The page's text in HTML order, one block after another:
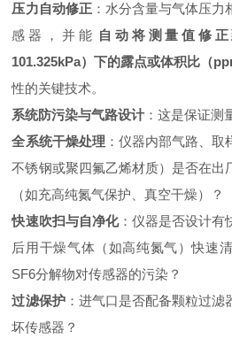
压力自动修正：水分含量与气体压力
感器，并能‌ 自动将测量值修
101.325kPa）下的露点或体积比（
性的关键技术。
系统防污染与气路设计：这是保证测
全系统干燥处理 ：仪器内部气路、
不锈钢或聚四氟乙烯材质）是否在出
（如充高纯氮气保护、真空干燥）？
快速吹扫与自净化：仪器是否设计有
后用干燥气体（如高纯氮气）快速
SF6分解物对传感器的污染？
过滤保护：进气口是否配备颗粒过滤
坏传感器？